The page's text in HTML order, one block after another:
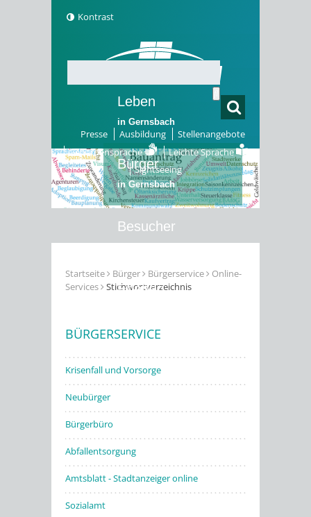
Kontrast
Presse Ausbildung
Stellenangebote
Gebärdensprache
Leichte Sprache
Sightseeing
Leben
in Gernsbach
Bürger
in Gernsbach
Besucher
Erleben
Startseite Bürger Bürgerservice
Online-
Services
Stichwortverzeichnis
BÜRGERSERVICE
Krisenfall und Vorsorge
Neubürger
Bürgerbüro
Abfallentsorgung
Amtsblatt - Stadtanzeiger online
Sozialamt